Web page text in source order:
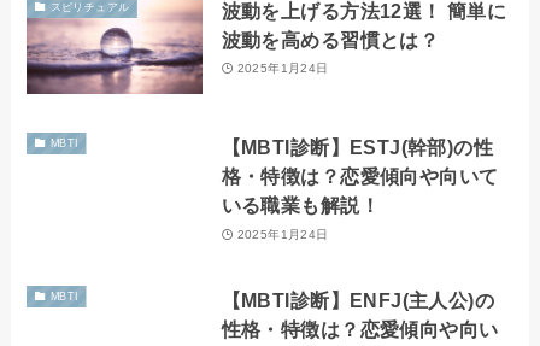
スピリチュアル
波動を上げる方法12選！ 簡単に
波動を高める習慣とは？
2025年1月24日
MBTI
【MBTI診断】ESTJ(幹部)の性
格・特徴は？恋愛傾向や向いて
いる職業も解説！
2025年1月24日
MBTI
【MBTI診断】ENFJ(主人公)の
性格・特徴は？恋愛傾向や向い